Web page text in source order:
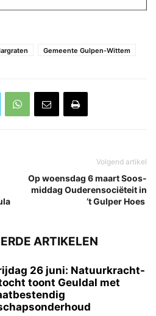
Gemeente Gulpen-Wittem
Volgend artikel
Op woensdag 6 maart Soos-
middag Ouderensociëteit in
’t Gulper Hoes
ARTIKELEN
26 juni: Natuurkracht-
toont Geuldal met